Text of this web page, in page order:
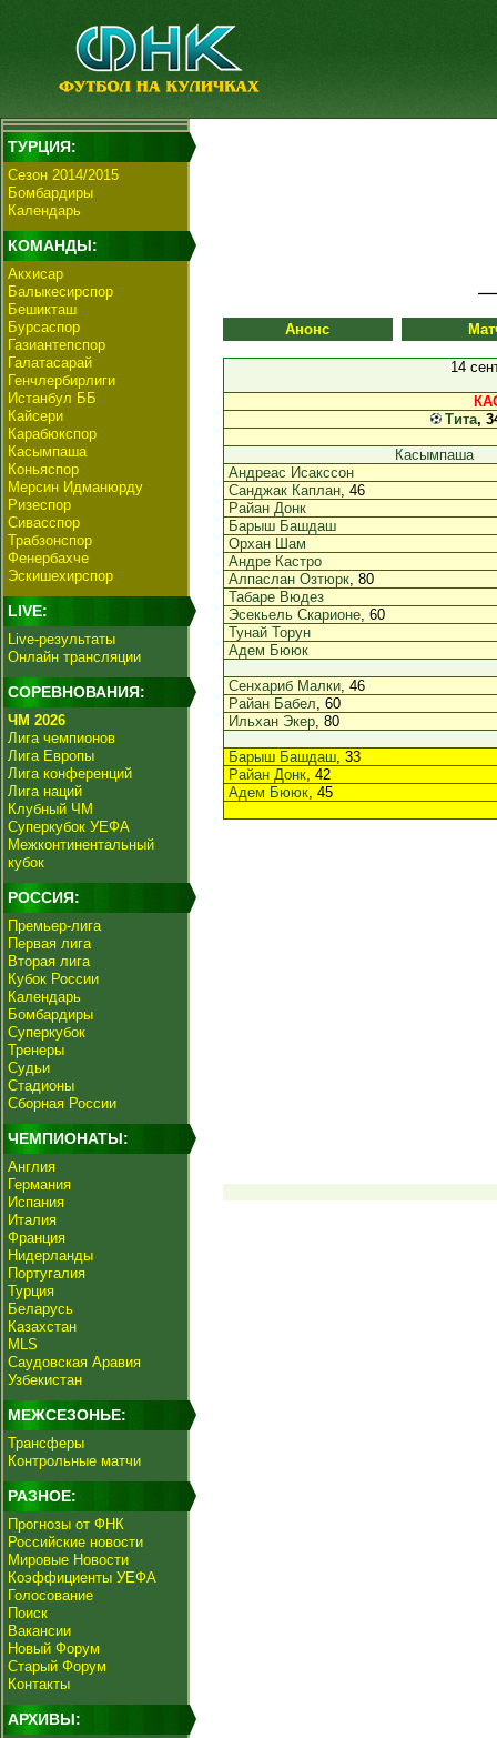
ТУРЦИЯ:
Сезон 2014/2015
Бомбардиры
Календарь
КОМАНДЫ:
Акхисар
Балыкесирспор
Бешикташ
Бурсаспор
Газиантепспор
Галатасарай
Генчлербирлиги
Истанбул ББ
Кайсери
Карабюкспор
Касымпаша
Коньяспор
Мерсин Идманюрду
Ризеспор
Сивасспор
Трабзонспор
Фенербахче
Эскишехирспор
LIVE:
Live-результаты
Онлайн трансляции
СОРЕВНОВАНИЯ:
ЧМ 2026
Лига чемпионов
Лига Европы
Лига конференций
Лига наций
Клубный ЧМ
Суперкубок УЕФА
Межконтинентальный
кубок
РОССИЯ:
Премьер-лига
Первая лига
Вторая лига
Кубок России
Календарь
Бомбардиры
Суперкубок
Тренеры
Судьи
Стадионы
Сборная России
ЧЕМПИОНАТЫ:
Англия
Германия
Испания
Италия
Франция
Нидерланды
Португалия
Турция
Беларусь
Казахстан
MLS
Саудовская Аравия
Узбекистан
МЕЖСЕЗОНЬЕ:
Трансферы
Контрольные матчи
РАЗНОЕ:
Прогнозы от ФНК
Российские новости
Мировые Новости
Коэффициенты УЕФА
Голосование
Поиск
Вакансии
Новый Форум
Старый Форум
Контакты
АРХИВЫ:
Анонс
14
Тита,
Касымпаша
Андреас Исакссон
Санджак Каплан, 46
Райан Донк
Барыш Башдаш
Орхан Шам
Андре Кастро
Алпаслан Озтюрк, 80
Табаре Вюдез
Эсекьель Скарионе, 60
Тунай Торун
Адем Бююк
Сенхариб Малки, 46
Райан Бабел, 60
Ильхан Экер, 80
Барыш Башдаш, 33
Райан Донк, 42
Адем Бююк, 45